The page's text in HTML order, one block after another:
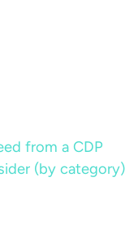
from a CDP
(by category)